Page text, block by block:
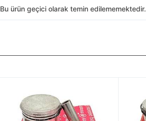
Bu ürün geçici olarak temin edilememektedir.